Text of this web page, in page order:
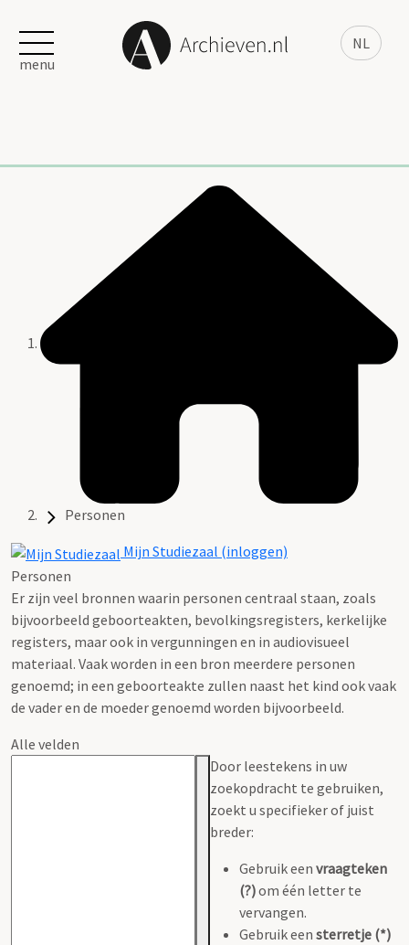
NL
menu
Personen
Mijn Studiezaal (inloggen)
Personen
Er zijn veel bronnen waarin personen centraal staan, zoals
bijvoorbeeld geboorteakten, bevolkingsregisters, kerkelijke
registers, maar ook in vergunningen en in audiovisueel
materiaal. Vaak worden in een bron meerdere personen
genoemd; in een geboorteakte zullen naast het kind ook vaak
de vader en de moeder genoemd worden bijvoorbeeld.
Alle velden
Door leestekens in uw
zoekopdracht te gebruiken,
zoekt u specifieker of juist
breder:
Gebruik een vraagteken
(?)om één letter te
vervangen.
Gebruik een sterretje (*)